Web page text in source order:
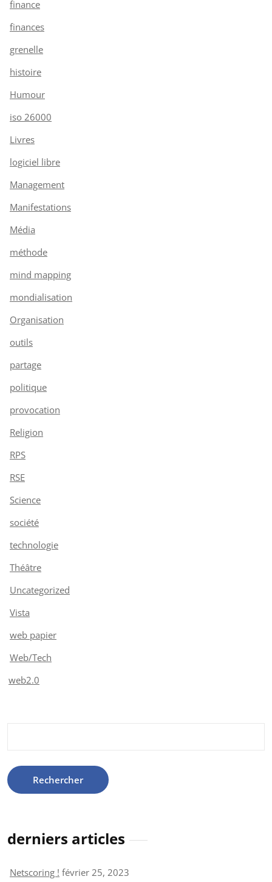
finance
finances
grenelle
histoire
Humour
iso 26000
Livres
logiciel libre
Management
Manifestations
Média
méthode
mind mapping
mondialisation
Organisation
outils
partage
politique
provocation
Religion
RPS
RSE
Science
société
technologie
Théâtre
Uncategorized
Vista
web papier
Web/Tech
web2.0
derniers articles
Netscoring ! février 25, 2023